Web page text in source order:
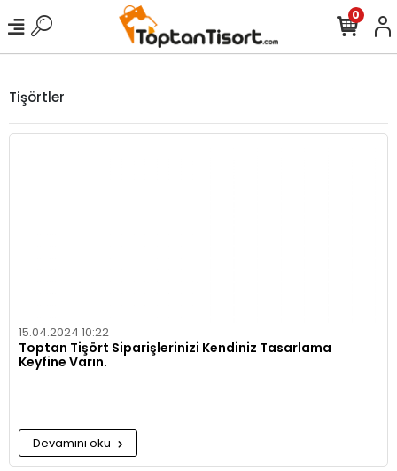
0
Tişörtler
15.04.2024 10:22
Toptan Tişört Siparişlerinizi Kendiniz Tasarlama
Keyfine Varın.
Devamını oku